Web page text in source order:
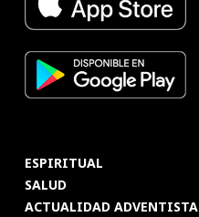
ESPIRITUAL
SALUD
ACTUALIDAD ADVENTISTA